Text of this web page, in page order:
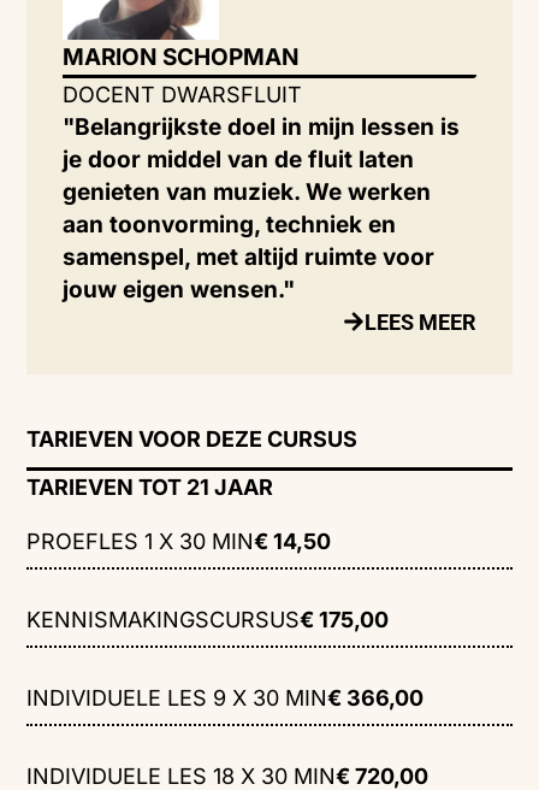
MARION SCHOPMAN
DOCENT DWARSFLUIT
"Belangrijkste doel in mijn lessen is
je door middel van de fluit laten
genieten van muziek. We werken
aan toonvorming, techniek en
samenspel, met altijd ruimte voor
jouw eigen wensen."
LEES MEER
TARIEVEN VOOR DEZE CURSUS
TARIEVEN TOT 21 JAAR
PROEFLES 1 X 30 MIN€ 14,50
KENNISMAKINGSCURSUS€ 175,00
INDIVIDUELE LES 9 X 30 MIN€ 366,00
INDIVIDUELE LES 18 X 30 MIN€ 720,00